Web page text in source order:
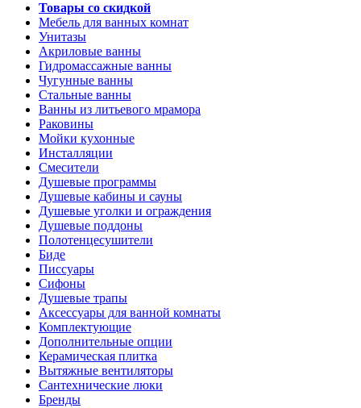
Товары со скидкой
Мебель для ванных комнат
Унитазы
Акриловые ванны
Гидромассажные ванны
Чугунные ванны
Стальные ванны
Ванны из литьевого мрамора
Раковины
Мойки кухонные
Инсталляции
Смесители
Душевые программы
Душевые кабины и сауны
Душевые уголки и ограждения
Душевые поддоны
Полотенцесушители
Биде
Писсуары
Сифоны
Душевые трапы
Аксессуары для ванной комнаты
Комплектующие
Дополнительные опции
Керамическая плитка
Вытяжные вентиляторы
Сантехнические люки
Бренды